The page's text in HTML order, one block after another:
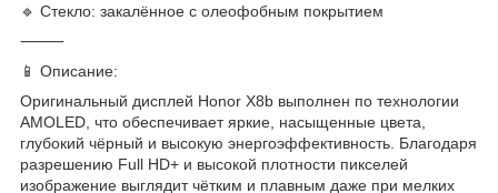
🔹 Стекло: закалённое с олеофобным покрытием
⸻
📱 Описание:
Оригинальный дисплей Honor X8b выполнен по технологии
AMOLED, что обеспечивает яркие, насыщенные цвета,
глубокий чёрный и высокую энергоэффективность. Благодаря
разрешению Full HD+ и высокой плотности пикселей
изображение выглядит чётким и плавным даже при мелких